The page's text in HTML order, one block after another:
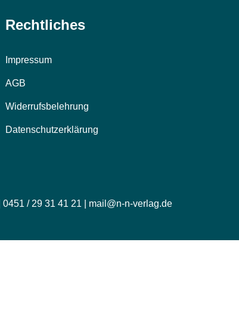
Rechtliches
Impressum
AGB
Widerrufsbelehrung
Datenschutzerklärung
/ 29 31 41 21 | mail@n-n-verlag.de